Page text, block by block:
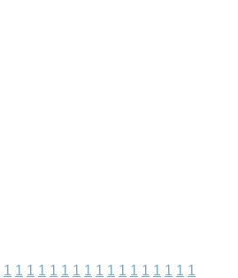
1 1 1 1 1 1 1 1 1 1 1 1 1 1 1 1 1